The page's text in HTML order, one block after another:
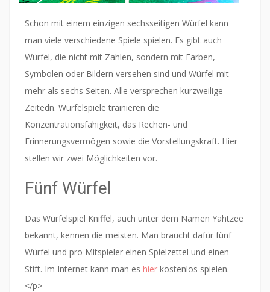
Schon mit einem einzigen sechsseitigen Würfel kann
man viele verschiedene Spiele spielen. Es gibt auch
Würfel, die nicht mit Zahlen, sondern mit Farben,
Symbolen oder Bildern versehen sind und Würfel mit
mehr als sechs Seiten. Alle versprechen kurzweilige
Zeitedn. Würfelspiele trainieren die
Konzentrationsfähigkeit, das Rechen- und
Erinnerungsvermögen sowie die Vorstellungskraft. Hier
stellen wir zwei Möglichkeiten vor.
Fünf Würfel
Das Würfelspiel Kniffel, auch unter dem Namen Yahtzee
bekannt, kennen die meisten. Man braucht dafür fünf
Würfel und pro Mitspieler einen Spielzettel und einen
Stift. Im Internet kann man es hier kostenlos spielen.
</p>